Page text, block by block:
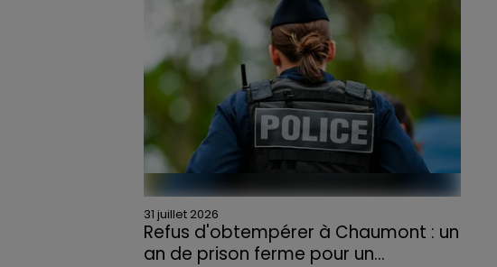
agriculteurs volontaires pour venir en aide...
31 juillet 2026
Refus d'obtempérer à Chaumont : un
an de prison ferme pour un...